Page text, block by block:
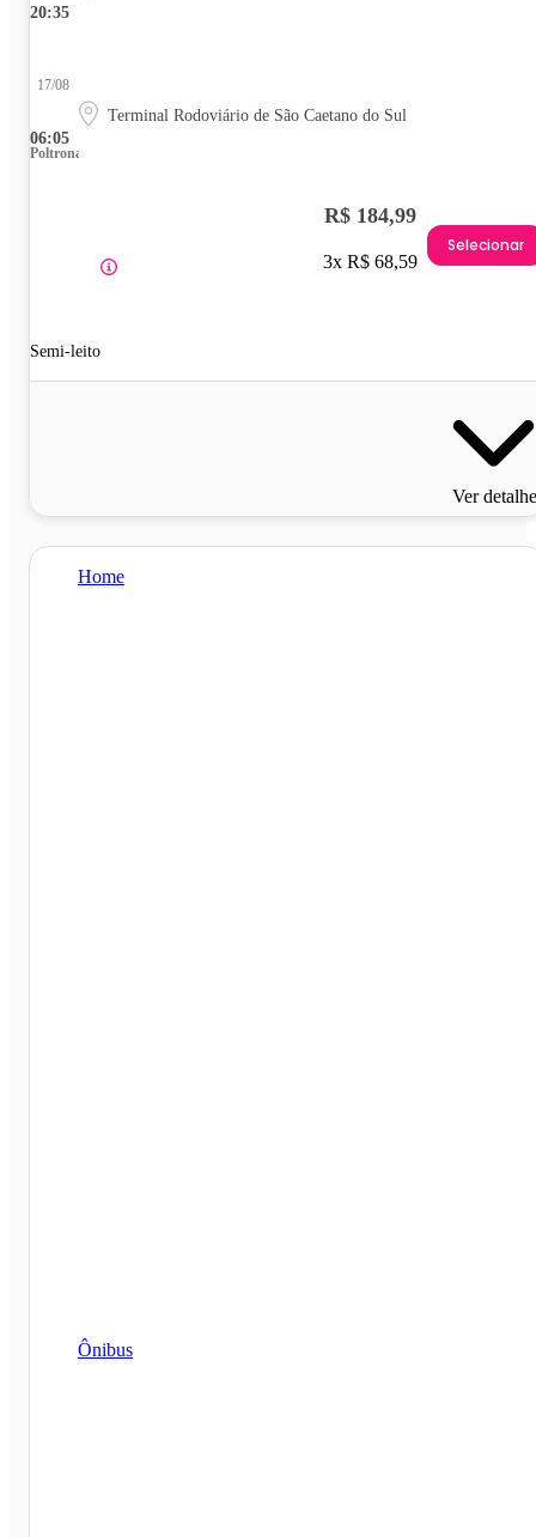
20:35
06:05
17/08
Terminal Rodoviário de São Caetano do Sul
Poltrona
Semi-leito
R$ 184,99
3x R$ 68,59
Selecionar
Ver
Home
Ônibus